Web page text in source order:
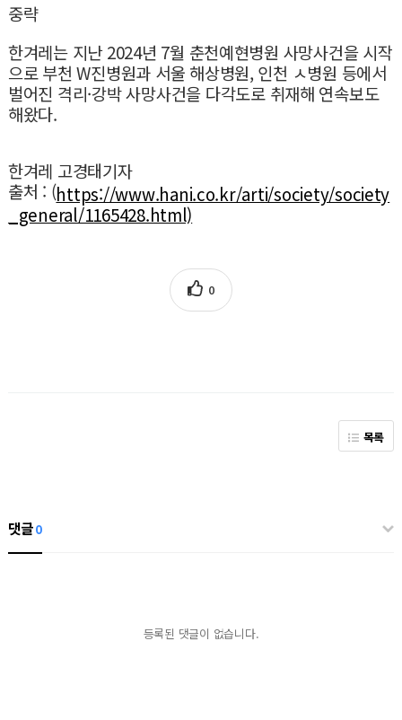
중략
한겨레는 지난 2024년 7월 춘천예현병원 사망사건을 시작
으로 부천 W진병원과 서울 해상병원, 인천 ㅅ병원 등에서
벌어진 격리·강박 사망사건을 다각도로 취재해 연속보도
해왔다.
한겨레 고경태기자
출처 : (https://www.hani.co.kr/arti/society/society
_general/1165428.html)
0
목록
댓글0
등록된 댓글이 없습니다.